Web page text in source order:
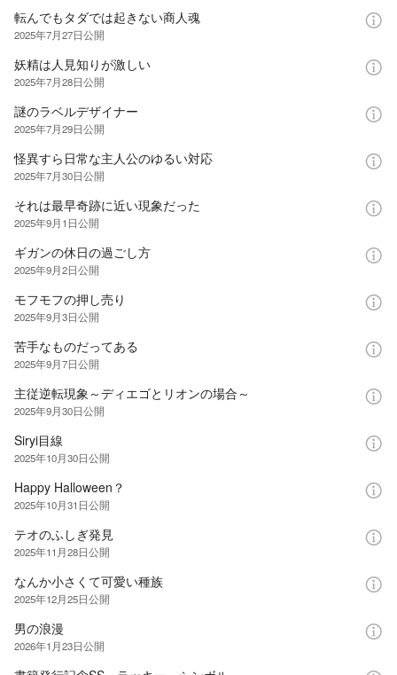
転んでもタダでは起きない商人魂
2025年7月27日公開
妖精は人見知りが激しい
2025年7月28日公開
謎のラベルデザイナー
2025年7月29日公開
怪異すら日常な主人公のゆるい対応
2025年7月30日公開
それは最早奇跡に近い現象だった
2025年9月1日公開
ギガンの休日の過ごし方
2025年9月2日公開
モフモフの押し売り
2025年9月3日公開
苦手なものだってある
2025年9月7日公開
主従逆転現象～ディエゴとリオンの場合～
2025年9月30日公開
Siryi目線
2025年10月30日公開
Happy Halloween？
2025年10月31日公開
テオのふしぎ発見
2025年11月28日公開
なんか小さくて可愛い種族
2025年12月25日公開
男の浪漫
2026年1月23日公開